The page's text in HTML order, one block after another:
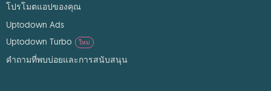
โปรโมตแอปของคุณ
Uptodown Ads
Uptodown Turbo
ใหม่
คำถามที่พบบ่อยและการสนับสนุน